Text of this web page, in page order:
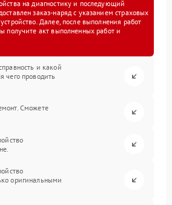
на диагностику и последующий
заказ-наряд с указанием страховых
Далее, после выполнения работ
получите акт выполненных работ и
и какой
чего проводить
Сможете
оригинальными